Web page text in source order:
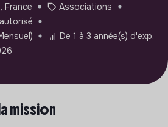
France
Associations
De 1 à 3 année(s) d'exp.
mission